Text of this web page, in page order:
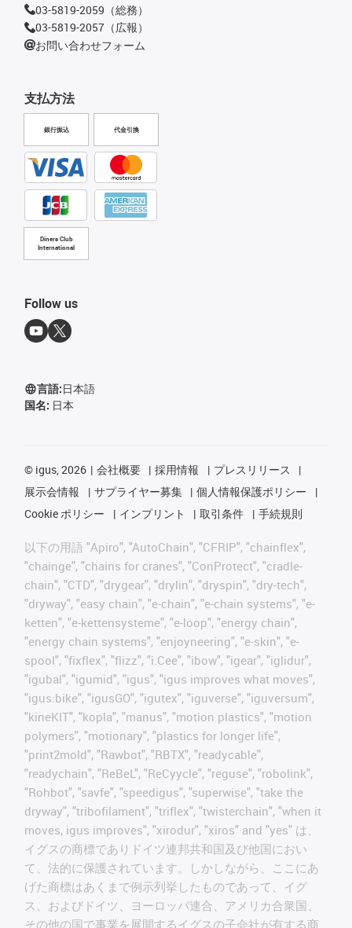
支払方法
銀行振込 代金引換
Diners Club
International
03-5819-2059（総務）
03-5819-2057（広報）
お問い合わせフォーム
Follow us
言語:日本語
国名: 日本
© igus, 2026 会社概要 採用情報
プレスリリース
展示会情報
サプライヤー募集
個人情報保護ポリシー
Cookie ポリシー
インプリント 取引条件 手続規則
以下の用語 "Apiro", "AutoChain", "CFRIP", "chainflex",
"chainge", "chains for cranes", "ConProtect", "cradle-
chain", "CTD", "drygear", "drylin", "dryspin", "dry-tech",
"dryway", "easy chain", "e-chain", "e-chain systems", "e-
ketten", "e-kettensysteme", "e-loop", "energy chain",
"energy chain systems", "enjoyneering", "e-skin", "e-
spool", "fixflex", "flizz", "i.Cee", "ibow", "igear", "iglidur",
"igubal", "igumid", "igus", "igus improves what moves",
"igus:bike", "igusGO", "igutex", "iguverse", "iguversum",
"kineKIT", "kopla", "manus", "motion plastics", "motion
polymers", "motionary", "plastics for longer life",
"print2mold", "Rawbot", "RBTX", "readycable",
"readychain", "ReBeL", "ReCyycle", "reguse", "robolink",
"Rohbot", "savfe", "speedigus", "superwise", "take the
dryway", "tribofilament", "triflex", "twisterchain", "when it
moves, igus improves", "xirodur", "xiros" and "yes" は、
イグスの商標でありドイツ連邦共和国及び他国におい
て、法的に保護されています。しかしながら、ここにあ
げた商標はあくまで例示列挙したものであって、イグ
ス、およびドイツ、ヨーロッパ連合、アメリカ合衆国、
その他の国で事業を展開するイグスの子会社が有する商